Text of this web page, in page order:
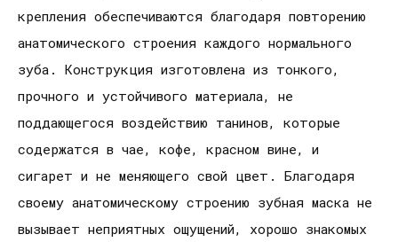
крепления обеспечиваются благодаря повторению
анатомического строения каждого нормального
зуба. Конструкция изготовлена из тонкого,
прочного и устойчивого материала, не
поддающегося воздействию танинов, которые
содержатся в чае, кофе, красном вине, и
сигарет и не меняющего свой цвет. Благодаря
своему анатомическому строению зубная маска не
вызывает неприятных ощущений, хорошо знакомых